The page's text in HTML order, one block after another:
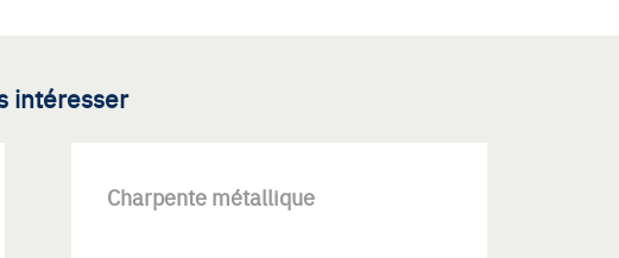
intéresser
Charpente métallique